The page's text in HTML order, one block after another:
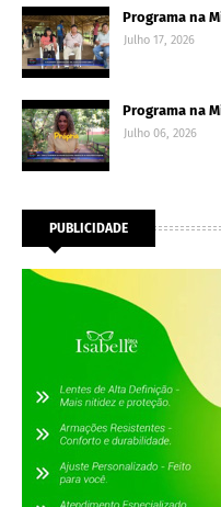
Programa na
Julho 17, 2026
Programa na
Julho 06, 2026
PUBLICIDADE